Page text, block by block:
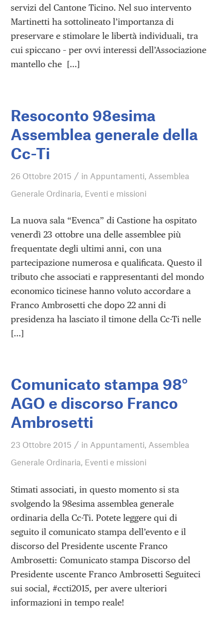
servizi del Cantone Ticino. Nel suo intervento
Martinetti ha sottolineato l’importanza di
preservare e stimolare le libertà individuali, tra
cui spiccano – per ovvi interessi dell’Associazione
mantello che […]
Resoconto 98esima
Assemblea generale della
Cc-Ti
26 Ottobre 2015 / in Appuntamenti Assemblea
Generale Ordinaria Eventi e missioni
La nuova sala “Evenca” di Castione ha ospitato
venerdì 23 ottobre una delle assemblee più
frequentate degli ultimi anni, con una
partecipazione numerosa e qualificata. Questo il
tributo che associati e rappresentanti del mondo
economico ticinese hanno voluto accordare a
Franco Ambrosetti che dopo 22 anni di
presidenza ha lasciato il timone della Cc-Ti nelle
[…]
Comunicato stampa 98°
AGO e discorso Franco
Ambrosetti
23 Ottobre 2015 / in Appuntamenti, Assemblea
Generale Ordinaria, Eventi e missioni
Stimati associati, in questo momento si sta
svolgendo la 98esima assemblea generale
ordinaria della Cc-Ti. Potete leggere qui di
seguito il comunicato stampa dell’evento e il
discorso del Presidente uscente Franco
Ambrosetti: Comunicato stampa Discorso del
Presidente uscente Franco Ambrosetti Seguiteci
sui social, #ccti2015, per avere ulteriori
informazioni in tempo reale!